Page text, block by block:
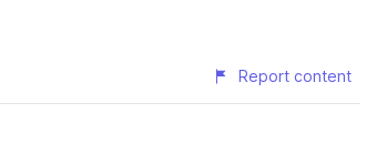
Report content